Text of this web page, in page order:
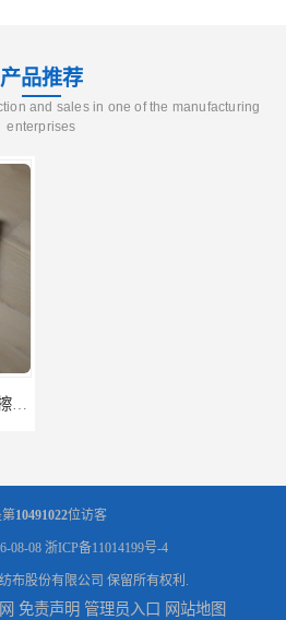
产品推荐
and sales in one of the manufacturing
enterprises
10491022位访客
08-08 浙ICP备11014199号-4
布股份有限公司 保留所有权利.
免责声明 管理员入口 网站地图